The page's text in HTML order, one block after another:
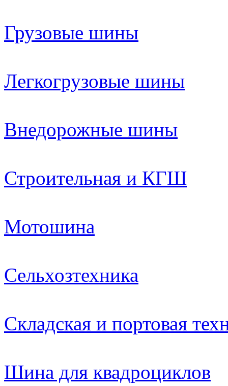
Грузовые шины
Легкогрузовые шины
Внедорожные шины
Строительная и КГШ
Мотошина
Сельхозтехника
Складская и портовая
Шина для квадроциклов